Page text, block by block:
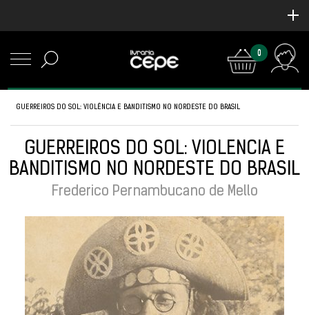
0
GUERREIROS DO SOL: VIOLÊNCIA E BANDITISMO NO NORDESTE DO BRASIL
GUERREIROS DO SOL: VIOLÊNCIA E
BANDITISMO NO NORDESTE DO BRASIL
Frederico Pernambucano de Mello